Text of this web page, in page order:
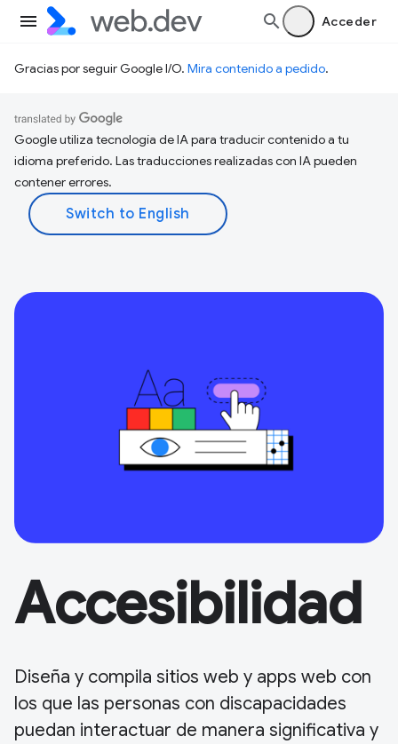
Acceder
Gracias por seguir Google I/O. Mira contenido a pedido.
Google utiliza tecnología de IA para traducir contenido a tu
idioma preferido. Las traducciones realizadas con IA pueden
contener errores.
Accesibilidad
Diseña y compila sitios web y apps web con
los que las personas con discapacidades
puedan interactuar de manera significativa y